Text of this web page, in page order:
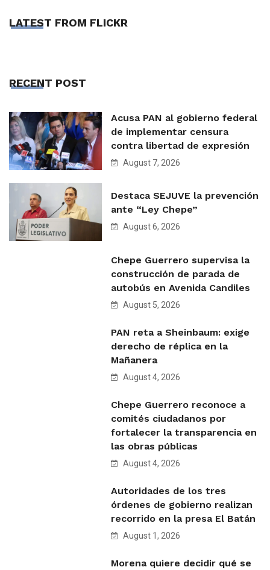
LATEST FROM FLICKR
RECENT POST
Acusa PAN al gobierno federal
de implementar censura
contra libertad de expresión
August 7, 2026
Destaca SEJUVE la prevención
ante “Ley Chepe”
August 6, 2026
Chepe Guerrero supervisa la
construcción de parada de
autobús en Avenida Candiles
August 5, 2026
PAN reta a Sheinbaum: exige
derecho de réplica en la
Mañanera
August 4, 2026
Chepe Guerrero reconoce a
comités ciudadanos por
fortalecer la transparencia en
las obras públicas
August 4, 2026
Autoridades de los tres
órdenes de gobierno realizan
recorrido en la presa El Batán
August 1, 2026
Morena quiere decidir qué se